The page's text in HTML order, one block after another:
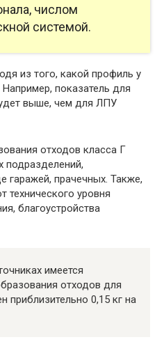
числом
системой.
из того, какой профиль у
показатель для
выше, чем для ЛПУ
отходов класса Г
подразделений,
гаражей, прачечных. Также,
технического уровня
благоустройства
имеется
отходов для
приблизительно 0,15 кг на